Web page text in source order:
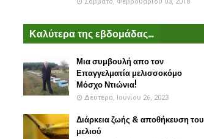
Καλύτερα της εβδομάδας...
Μια συμβουλή απο τον
Επαγγελματία μελισσοκόμο
Μόσχο Ντιώνια!
Δευτέρα, Ιουνίου 26, 2023
Διάρκεια ζωής & αποθήκευση του
μελιού